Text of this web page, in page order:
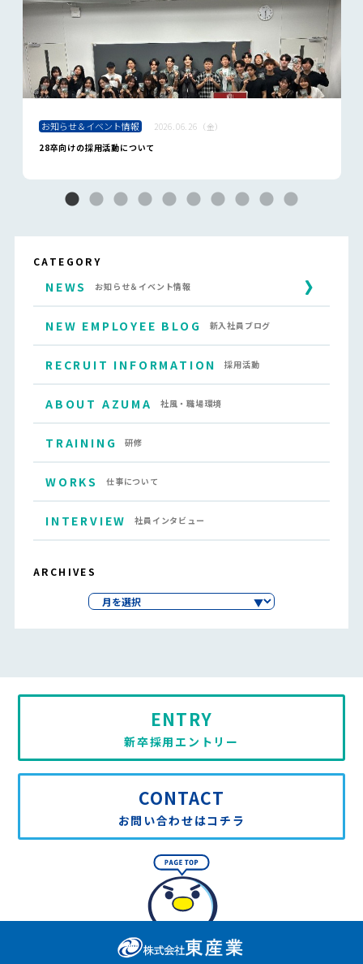
CATEGORY
NEWS お知らせ＆イベント情報
NEW EMPLOYEE BLOG 新入社員ブログ
RECRUIT INFORMATION 採用活動
ABOUT AZUMA 社風・職場環境
TRAINING 研修
WORKS 仕事について
INTERVIEW 社員インタビュー
ARCHIVES
お知らせ＆イベント情報
2026.06.26（金）
28卒向けの採用活動について
CONTACT
お問い合わせはコチラ
ENTRY
新卒採用エントリー